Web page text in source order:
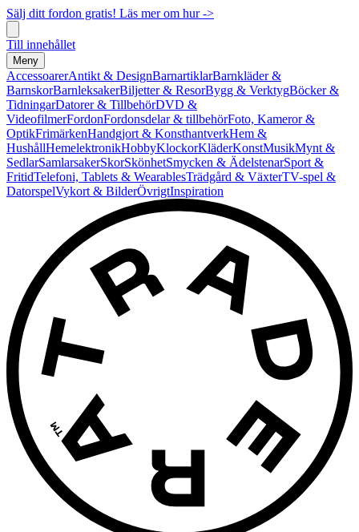
Sälj ditt fordon gratis! Läs mer om hur ->
Till innehållet
Meny
AccessoarerAntikt & DesignBarnartiklarBarnkläder &
BarnskorBarnleksakerBiljetter & ResorBygg & VerktygBöcker &
TidningarDatorer & TillbehörDVD &
VideofilmerFordonFordonsdelar & tillbehörFoto, Kameror &
OptikFrimärkenHandgjort & KonsthantverkHem &
HushållHemelektronikHobbyKlockorKläderKonstMusikMynt &
SedlarSamlarsakerSkorSkönhetSmycken & ÄdelstenarSport &
FritidTelefoni, Tablets & WearablesTrädgård & VäxterTV-spel &
DatorspelVykort & BilderÖvrigtInspiration